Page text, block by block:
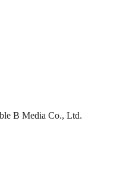
B Media Co., Ltd.